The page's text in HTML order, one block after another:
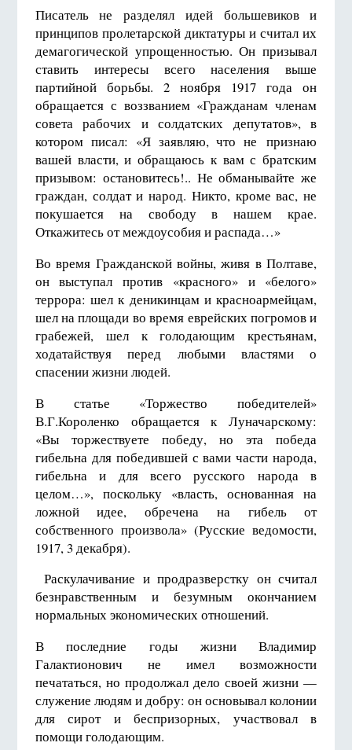
Писатель не разделял идей большевиков и
принципов пролетарской диктатуры и считал их
демагогической упрощенностью. Он призывал
ставить интересы всего населения выше
партийной борьбы. 2 ноября 1917 года он
обращается с воззванием «Гражданам членам
совета рабочих и солдатских депутатов», в
котором писал: «Я заявляю, что не признаю
вашей власти, и обращаюсь к вам с братским
призывом: остановитесь!.. Не обманывайте же
граждан, солдат и народ. Никто, кроме вас, не
покушается на свободу в нашем крае.
Откажитесь от междоусобия и распада…»
Во время Гражданской войны, живя в Полтаве,
он выступал против «красного» и «белого»
террора: шел к деникинцам и красноармейцам,
шел на площади во время еврейских погромов и
грабежей, шел к голодающим крестьянам,
ходатайствуя перед любыми властями о
спасении жизни людей.
В статье «Торжество победителей»
В.Г.Короленко обращается к Луначарскому:
«Вы торжествуете победу, но эта победа
гибельна для победившей с вами части народа,
гибельна и для всего русского народа в
целом…», поскольку «власть, основанная на
ложной идее, обречена на гибель от
собственного произвола» (Русские ведомости,
1917, 3 декабря).
Раскулачивание и продразверстку он считал
безнравственным и безумным окончанием
нормальных экономических отношений.
В последние годы жизни Владимир
Галактионович не имел возможности
печататься, но продолжал дело своей жизни —
служение людям и добру: он основывал колонии
для сирот и беспризорных, участвовал в
помощи голодающим.